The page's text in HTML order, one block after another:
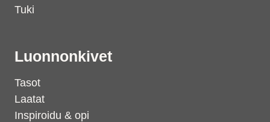
Tuki
Luonnonkivet
Tasot
Laatat
Inspiroidu & opi